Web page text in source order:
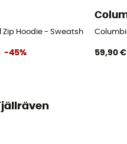
Zip Hoodie - Sweatshirt en laine
-45% 59,90 €